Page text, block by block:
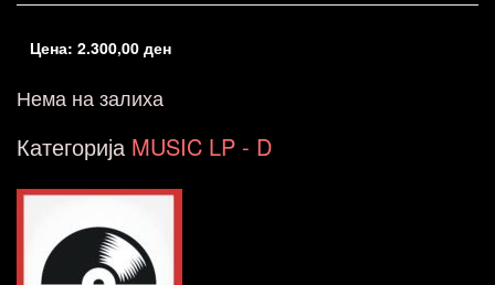
Цена: 2.300,00 ден
Нема на залиха
Категорија MUSIC LP - D